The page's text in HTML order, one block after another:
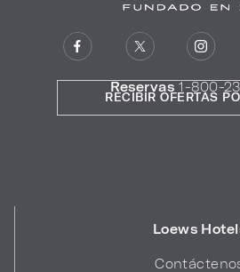
Reservas 1-800-
Loews
RECIBIR OFERTAS